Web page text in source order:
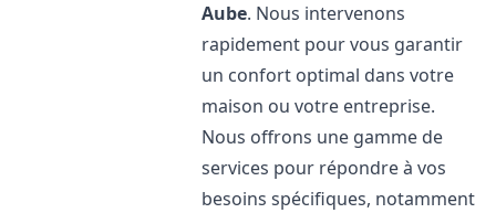
Aube. Nous intervenons
rapidement pour vous garantir
un confort optimal dans votre
maison ou votre entreprise.
Nous offrons une gamme de
services pour répondre à vos
besoins spécifiques, notamment